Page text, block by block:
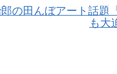
郎の田んぼアート話
も大